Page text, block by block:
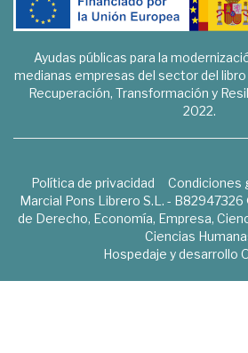
Ayudas públicas para la
medianas empresas del sector del
Recuperación, Transformación y
2022.
Política de privacidad Condiciones
Marcial Pons Librero S.L. -
de Derecho, Economía, Empresa,
Ciencias
Hospedaje y desarrollo